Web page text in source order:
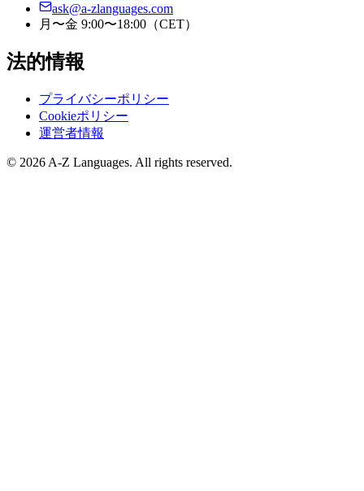
ask@a-zlanguages.com
月〜金 9:00〜18:00（CET）
法的情報
プライバシーポリシー
Cookieポリシー
運営者情報
© 2026 A-Z Languages. All rights reserved.